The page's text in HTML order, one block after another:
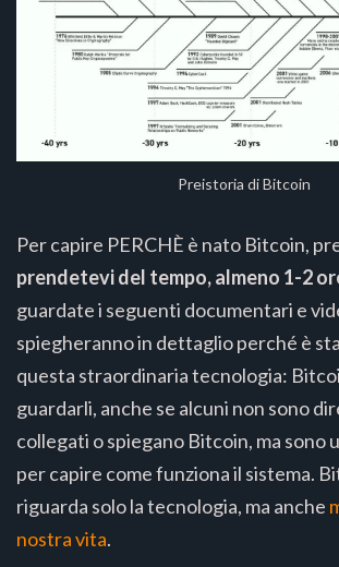
Preistoria di Bitcoin
Per capire PERCHÈ è nato Bitcoin,
prendetevi del tempo, almeno 1-2
guardate i seguenti documentari e
spiegheranno in dettaglio perché è
questa straordinaria tecnologia:
guardarli, anche se alcuni non sono
collegati o spiegano Bitcoin, ma sono
per capire come funziona il sistema.
riguarda solo la tecnologia, ma anche
nostra vita.